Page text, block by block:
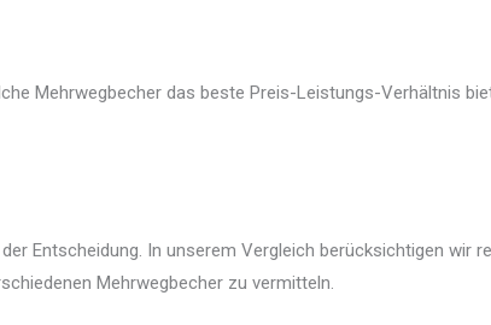
Mehrwegbecher das beste Preis-Leistungs-Verhältnis
Entscheidung. In unserem Vergleich berücksichtigen wir
Mehrwegbecher zu vermitteln.